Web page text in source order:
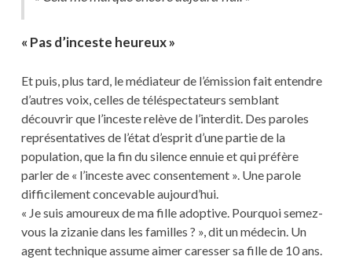
« Pas d’inceste heureux »
Et puis, plus tard, le médiateur de l’émission fait entendre
d’autres voix, celles de téléspectateurs semblant
découvrir que l’inceste relève de l’interdit. Des paroles
représentatives de l’état d’esprit d’une partie de la
population, que la fin du silence ennuie et qui préfère
parler de « l’inceste avec consentement ». Une parole
difficilement concevable aujourd’hui.
« Je suis amoureux de ma fille adoptive. Pourquoi semez-
vous la zizanie dans les familles ? », dit un médecin. Un
agent technique assume aimer caresser sa fille de 10 ans.